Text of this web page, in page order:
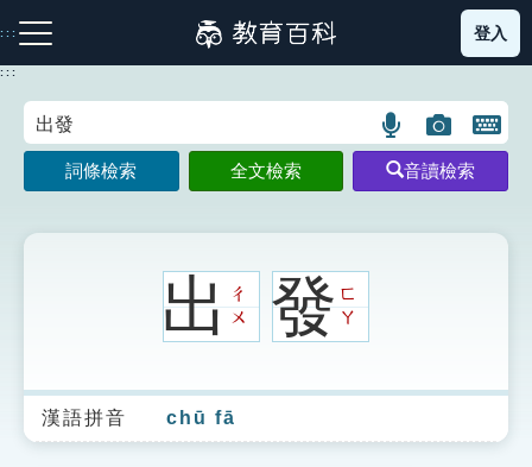
到
主
:::
注音索引圖示 筆畫索引圖示 部首索引表圖示
生字詞彙表
登入
:::
語
言
搜
圖
片
搜
開
鍵
圖
詞條檢索 全文檢索 音讀檢索
出ㄔ
ㄨ
發ㄈ
ㄚ
漢語拼音 chū fā